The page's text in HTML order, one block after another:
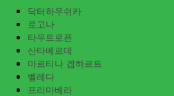
닥터하우쉬카
로고나
타우트로픈
산타베르데
마르티나 겝하르트
벨레다
프리마베라